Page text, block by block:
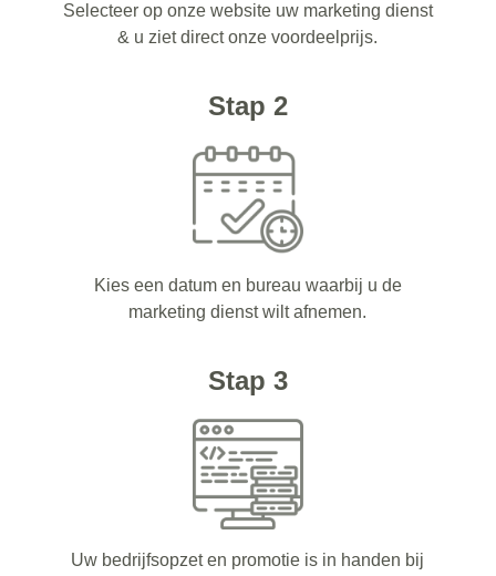
Selecteer op onze website uw marketing dienst
& u ziet direct onze voordeelprijs.
Stap 2
Kies een datum en bureau waarbij u de
marketing dienst wilt afnemen.
Stap 3
Uw bedrijfsopzet en promotie is in handen bij